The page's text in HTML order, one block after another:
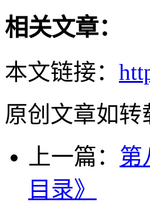
相关文章：
本文链接：
原创文章如
上一篇： 第
目录》